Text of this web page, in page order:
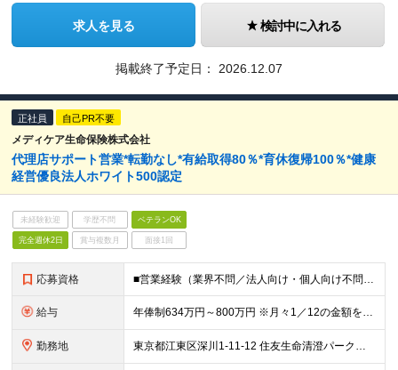
求人を見る 検討中に入れる
掲載終了予定日： 2026.12.07
正社員 自己PR不要
メディケア生命保険株式会社
代理店サポート営業*転勤なし*有給取得80％*育休復帰100％*健康
経営優良法人ホワイト500認定
未経験歓迎 学歴不問 ベテランOK
完全週休2日 賞与複数月 面接1回
応募資格 ■営業経験（業界不問／法人向け・個人向け不問） ■自動車運転免許（AT限定可） ■全国出張が可能な方(週3～4日程度)
給与 年俸制634万円～800万円 ※月々1／12の金額を支給いたします。（月額550,000円～） ※上記月額および年俸制は、所定外労働手当（70,000円～（月）／20時間）を含め算出しています。超過
勤務地 東京都江東区深川1-11-12 住友生命清澄パークビル ※転勤はありませんが、宿泊を伴う出張は発生します (変更の範囲)上記を除く当社関連勤務地